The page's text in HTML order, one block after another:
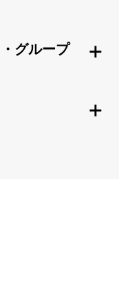
グループ